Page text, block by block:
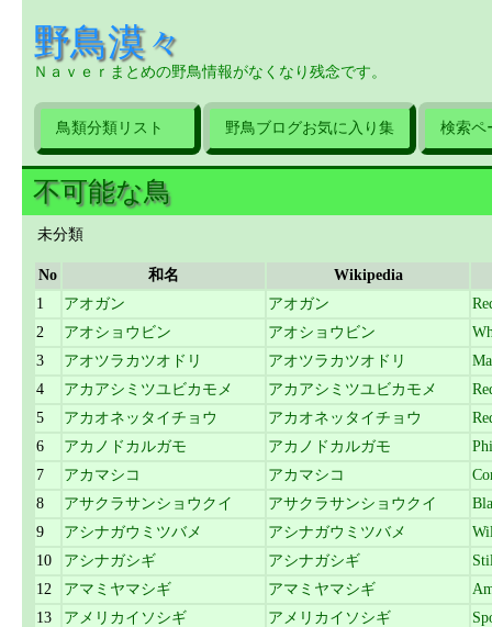
野鳥漠々
Ｎａｖｅｒまとめの野鳥情報がなくなり残念です。
鳥類分類リスト 野鳥ブログお気に入り集 検索ペ
不可能な鳥
未分類
No 和名
Wikipedia
1
アオガン アオガン
2
アオショウビン アオショウビン
3
アオツラカツオドリ アオツラカツオドリ
4
アカアシミツユビカモメ アカアシミツユビカモメ
5
アカオネッタイチョウ アカオネッタイチョウ
6
アカノドカルガモ アカノドカルガモ
7
アカマシコ アカマシコ
8
アサクラサンショウクイ アサクラサンショウクイ
9
アシナガウミツバメ アシナガウミツバメ
10
アシナガシギ アシナガシギ
12
アマミヤマシギ アマミヤマシギ
13
アメリカイソシギ アメリカイソシギ